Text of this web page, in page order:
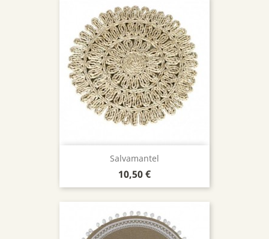
Salvamantel
Precio
10,50 €